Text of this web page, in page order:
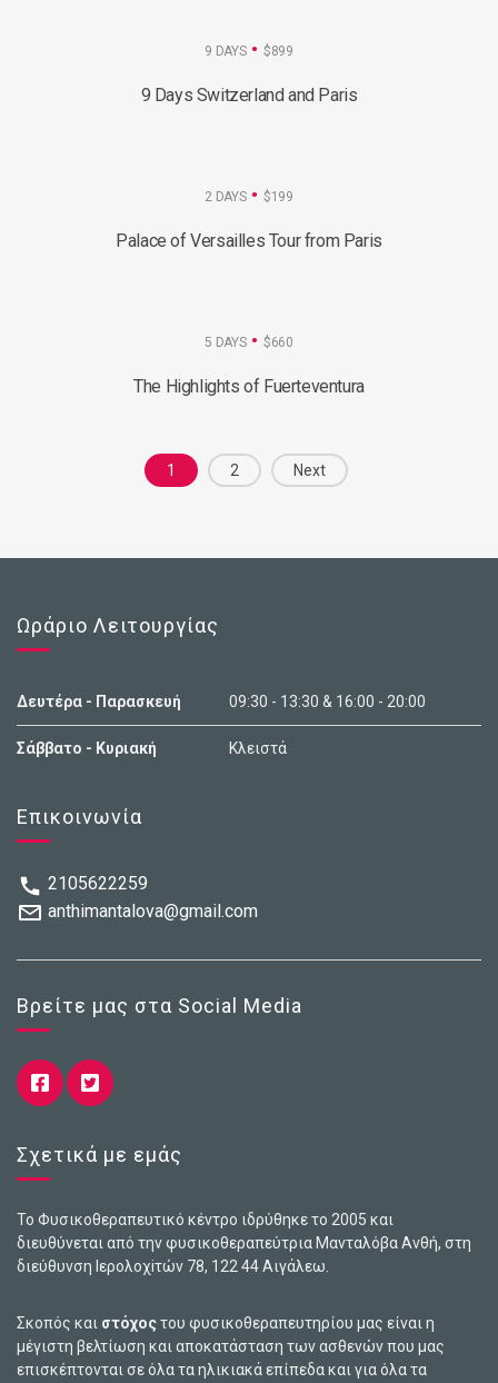
9 DAYS $899
9 Days Switzerland and Paris
2 DAYS $199
Palace of Versailles Tour from Paris
5 DAYS $660
The Highlights of Fuerteventura
1 2 Next
Ωράριο Λειτουργίας
Δευτέρα - Παρασκευή 09:30 - 13:30 & 16:00 - 20:00
Σάββατο - Κυριακή Κλειστά
Επικοινωνία
2105622259
anthimantalova@gmail.com
Βρείτε μας στα Social Media
Σχετικά με εμάς
Το Φυσικοθεραπευτικό κέντρο ιδρύθηκε το 2005 και
διευθύνεται από την φυσικοθεραπεύτρια Μανταλόβα Ανθή, στη
διεύθυνση Ιερολοχiτών 78, 122 44 Αιγάλεω.
Σκοπός και στόχοςτου φυσικοθεραπευτηρίου μας είναι η
μέγιστη βελτίωση και αποκατάσταση των ασθενών που μας
επισκέπτονται σε όλα τα ηλικιακά επίπεδα και για όλα τα